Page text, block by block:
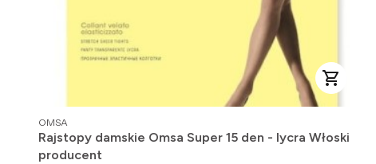
PRODUCENT
OMSA
Rajstopy damskie Omsa Super 15 den - lycra Włoski
producent